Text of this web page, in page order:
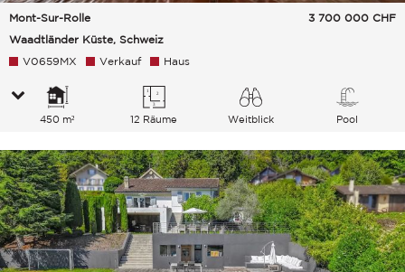
Mont-Sur-Rolle
Waadtländer Küste, Schweiz
3 700 000 CHF
V0659MX Verkauf Haus
450 m² 12 Räume
Weitblick
Pool